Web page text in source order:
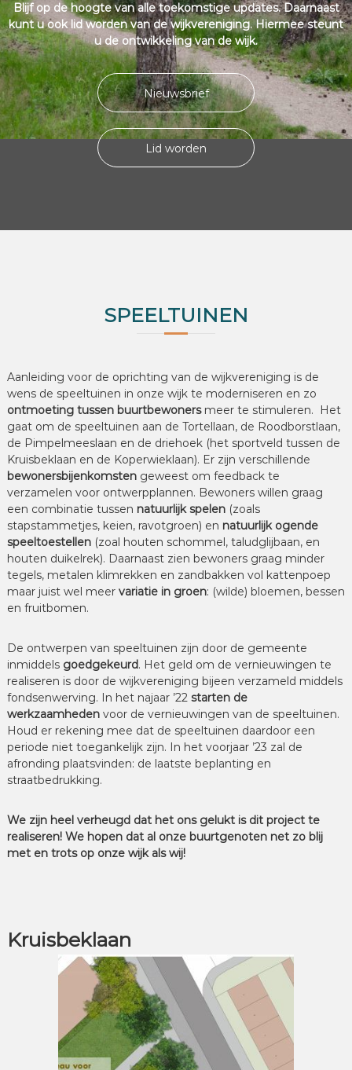
Blijf op de hoogte van alle toekomstige updates. Daarnaast
kunt u ook lid worden van de wijkvereniging. Hiermee steunt
u de ontwikkeling van de wijk.
Nieuwsbrief
Lid worden
SPEELTUINEN
Aanleiding voor de oprichting van de wijkvereniging is de
wens de speeltuinen in onze wijk te moderniseren en zo
ontmoeting tussen buurtbewonersmeer te stimuleren. Het
gaat om de speeltuinen aan de Tortellaan, de Roodborstlaan,
de Pimpelmeeslaan en de driehoek (het sportveld tussen de
Kruisbeklaan en de Koperwieklaan). Er zijn verschillende
bewonersbijenkomstengeweest om feedback te
verzamelen voor ontwerpplannen. Bewoners willen graag
een combinatie tussen natuurlijk spelen(zoals
stapstammetjes, keien, ravotgroen) en natuurlijk ogende
speeltoestellen(zoal houten schommel, taludglijbaan, en
houten duikelrek). Daarnaast zien bewoners graag minder
tegels, metalen klimrekken en zandbakken vol kattenpoep
maar juist wel meer variatie in groen: (wilde) bloemen, bessen
en fruitbomen.
De ontwerpen van speeltuinen zijn door de gemeente
inmiddels goedgekeurd. Het geld om de vernieuwingen te
realiseren is door de wijkvereniging bijeen verzameld middels
fondsenwerving. In het najaar ’22 starten de
werkzaamheden voor de vernieuwingen van de speeltuinen.
Houd er rekening mee dat de speeltuinen daardoor een
periode niet toegankelijk zijn. In het voorjaar ’23 zal de
afronding plaatsvinden: de laatste beplanting en
straatbedrukking.
We zijn heel verheugd dat het ons gelukt is dit project te
realiseren! We hopen dat al onze buurtgenoten net zo blij
met en trots op onze wijk als wij!
Kruisbeklaan